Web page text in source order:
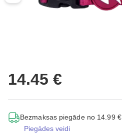
14.45 €
Bezmaksas piegāde no 14.99 €
Piegādes veidi